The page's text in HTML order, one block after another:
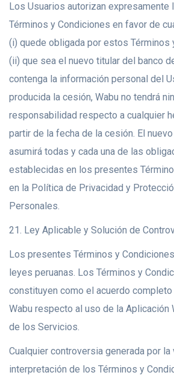
Los Usuarios autorizan expresamente
Términos y Condiciones en favor de
(i) quede obligada por estos Términos
(ii) que sea el nuevo titular del banco
contenga la información personal del
producida la cesión, Wabu no tendrá
responsabilidad respecto a cualquier
partir de la fecha de la cesión. El
asumirá todas y cada una de las
establecidas en los presentes
en la Política de Privacidad y
Personales.
21. Ley Aplicable y Solución de
Los presentes Términos y
leyes peruanas. Los Términos y
constituyen como el acuerdo
Wabu respecto al uso de la Aplicación
de los Servicios.
Cualquier controversia generada por
interpretación de los Términos y